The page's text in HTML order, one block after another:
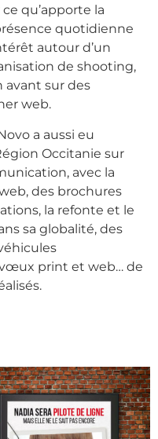
qu’apporte la
quotidienne
autour d’un
de shooting,
avant sur des
web.
a aussi eu
Occitanie sur
avec la
des brochures
la refonte et le
sa globalité, des
print et web… de